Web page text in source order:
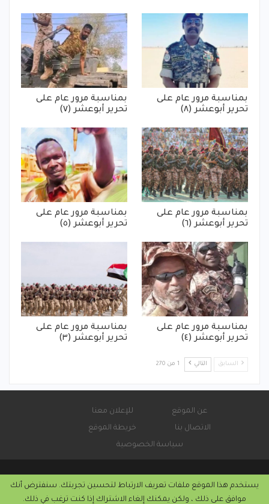
بمناسبة مرور عام على
تحرير أبوعشر (٨)
بمناسبة مرور عام على
تحرير أبوعشر (٧)
بمناسبة مرور عام على
تحرير أبوعشر (٦)
بمناسبة مرور عام على
تحرير أبوعشر (٥)
بمناسبة مرور عام على
تحرير أبوعشر (٤)
بمناسبة مرور عام على
تحرير أبوعشر (٣)
السابق التالي 1 من 270
عن الموقع
للإعلان معنا
الاتصال بنا
خريطة الموقع
سياسة الخصوصية
© 2026 - صحيفة كورة سودانية الإلكترونية.
يستخدم هذا الموقع ملفات تعريف الارتباط لتحسين تجربتك. سنفترض أنك
موافق على ذلك ، ولكن يمكنك إلغاء الاشتراك إذا كنت ترغب في ذلك.